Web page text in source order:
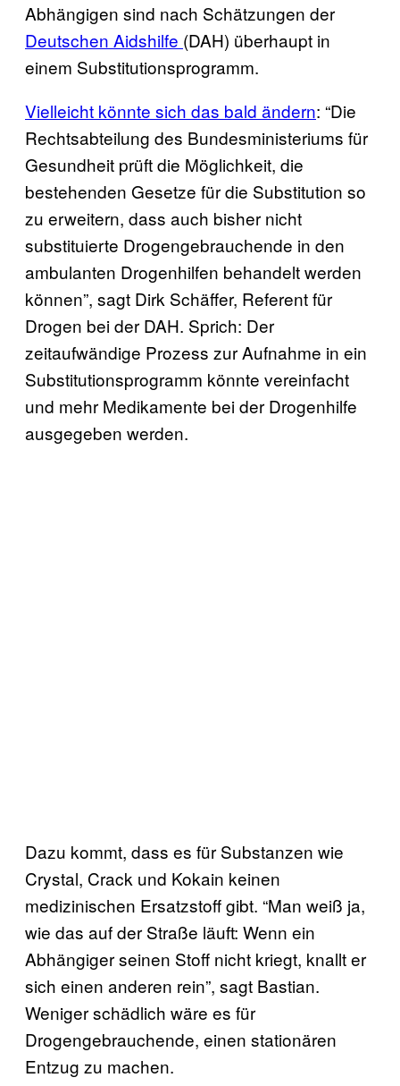
Abhängigen sind nach Schätzungen der
Deutschen Aidshilfe (DAH) überhaupt in
einem Substitutionsprogramm.
Vielleicht könnte sich das bald ändern: “Die
Rechtsabteilung des Bundesministeriums für
Gesundheit prüft die Möglichkeit, die
bestehenden Gesetze für die Substitution so
zu erweitern, dass auch bisher nicht
substituierte Drogengebrauchende in den
ambulanten Drogenhilfen behandelt werden
können”, sagt Dirk Schäffer, Referent für
Drogen bei der DAH. Sprich: Der
zeitaufwändige Prozess zur Aufnahme in ein
Substitutionsprogramm könnte vereinfacht
und mehr Medikamente bei der Drogenhilfe
ausgegeben werden.
Dazu kommt, dass es für Substanzen wie
Crystal, Crack und Kokain keinen
medizinischen Ersatzstoff gibt. “Man weiß ja,
wie das auf der Straße läuft: Wenn ein
Abhängiger seinen Stoff nicht kriegt, knallt er
sich einen anderen rein”, sagt Bastian.
Weniger schädlich wäre es für
Drogengebrauchende, einen stationären
Entzug zu machen.